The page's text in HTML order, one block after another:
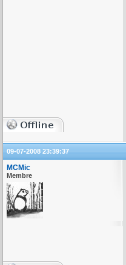
09-07-2008 23:39:37
MCMic
Membre